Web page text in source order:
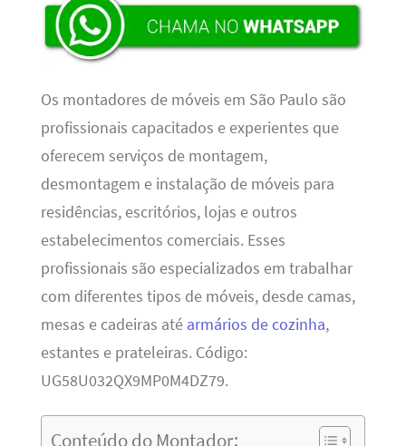
Os montadores de móveis em São Paulo são
profissionais capacitados e experientes que
oferecem serviços de montagem,
desmontagem e instalação de móveis para
residências, escritórios, lojas e outros
estabelecimentos comerciais. Esses
profissionais são especializados em trabalhar
com diferentes tipos de móveis, desde camas,
mesas e cadeiras até armários de cozinha,
estantes e prateleiras. Código:
UG58U032QX9MP0M4DZ79.
Conteúdo do Montador: